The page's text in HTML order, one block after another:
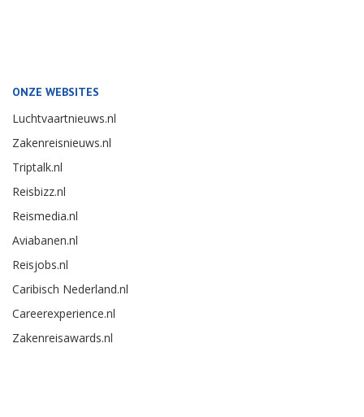
ONZE WEBSITES
Luchtvaartnieuws.nl
Zakenreisnieuws.nl
Triptalk.nl
Reisbizz.nl
Reismedia.nl
Aviabanen.nl
Reisjobs.nl
Caribisch Nederland.nl
Careerexperience.nl
Zakenreisawards.nl